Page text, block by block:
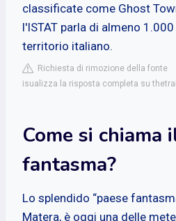
classificate come Ghost
l'ISTAT parla di almeno
territorio italiano.
Richiesta di rimozione della fonte
isualizza la risposta completa su
Come si chiama
fantasma?
Lo splendido “paese
Matera, è oggi una delle